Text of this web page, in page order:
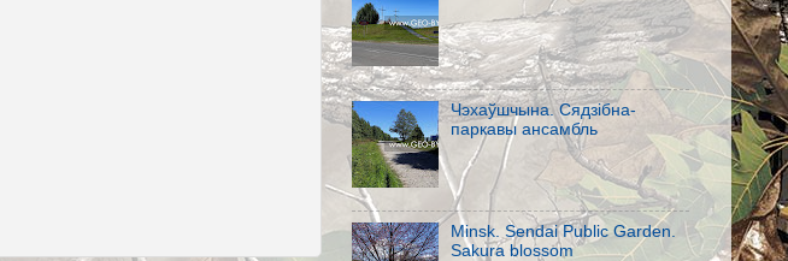
Чэхаўшчына. Сядзібна-
паркавы ансамбль
Minsk. Sendai Public Garden.
Sakura blossom